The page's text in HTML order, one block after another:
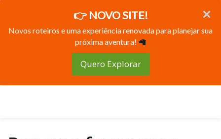
👉 NOVO SITE!
Novos roteiros e uma experiência renovada para planejar sua
próxima aventura! 🦙
Quero Explorar